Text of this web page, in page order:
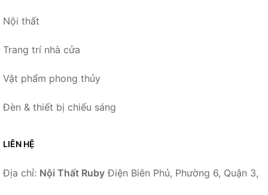
Nội thất
Trang trí nhà cửa
Vật phẩm phong thủy
Đèn & thiết bị chiếu sáng
LIÊN HỆ
Địa chỉ: Nội Thất Ruby Điện Biên Phủ, Phường 6, Quận 3,